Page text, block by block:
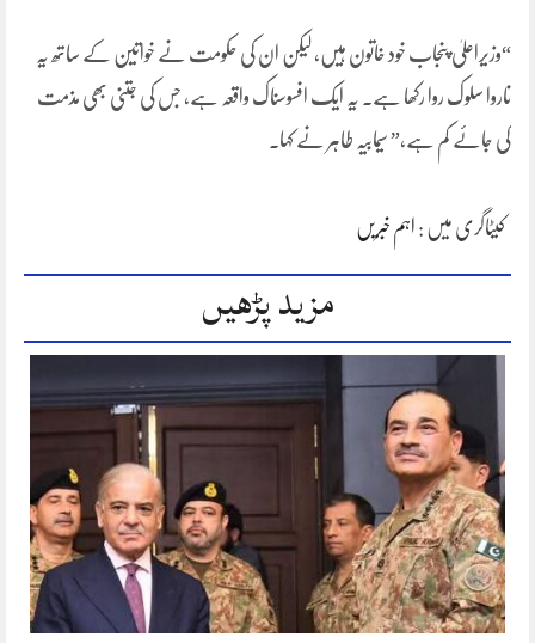
“وزیراعلیٰ پنجاب خود خاتون ہیں، لیکن ان کی حکومت نے خواتین کے ساتھ یہ
ناروا سلوک روا رکھا ہے۔ یہ ایک افسوسناک واقعہ ہے، جس کی جتنی بھی مذمت
کی جائے کم ہے,” سیمابیہ طاہر نے کہا۔
کیٹاگری میں : اہم خبریں
مزید پڑھیں